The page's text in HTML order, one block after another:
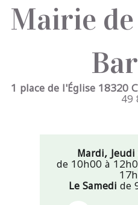
Mairie
1 place de l'Église 18320
49
Mardi,
de 10h00 à
Le Samedi de